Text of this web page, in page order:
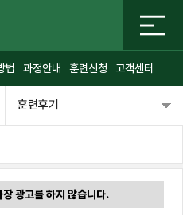
법 과정안내 훈련신청 고객센터
훈련후기
광고를 하지 않습니다.